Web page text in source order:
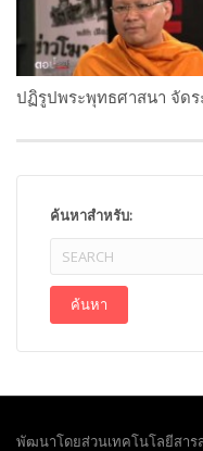
ค้นหาสำหรับ:
พัฒนาโดยส่วนเทคโนโลยีสาร